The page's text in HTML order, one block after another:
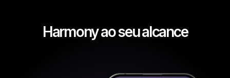
Harmony ao seu alcance